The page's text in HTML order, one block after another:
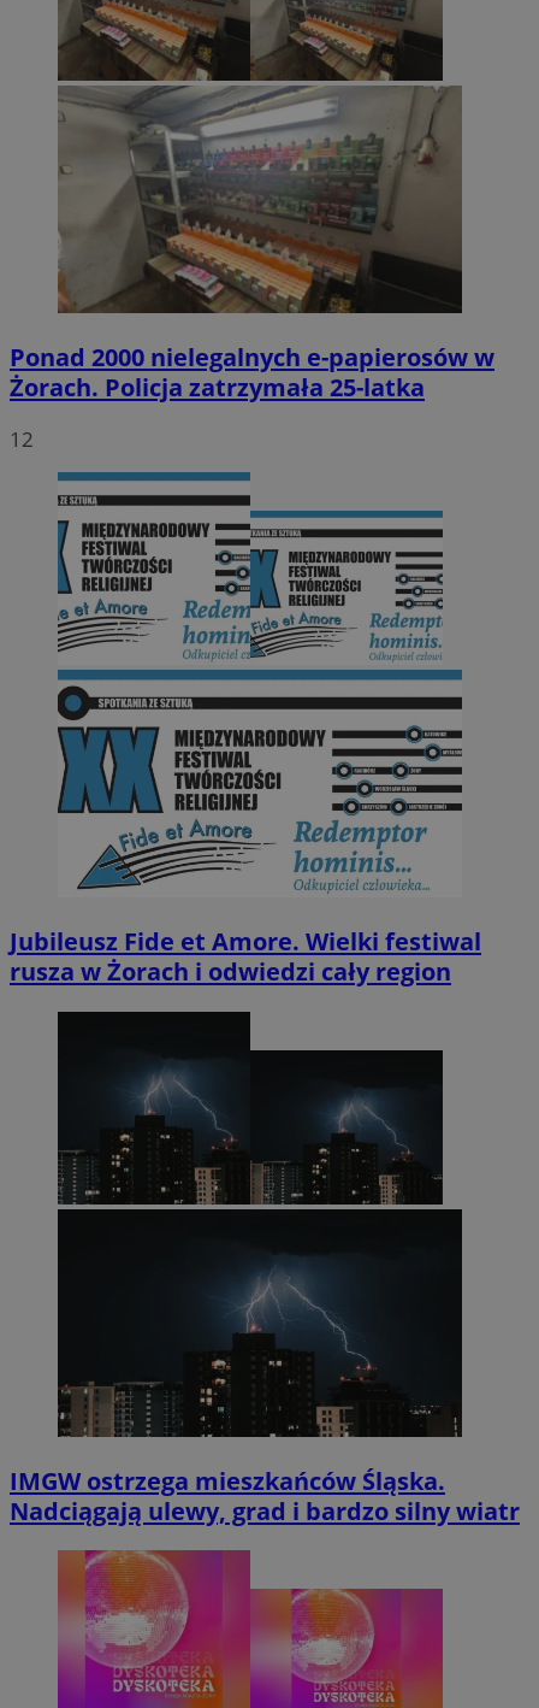
Ponad 2000 nielegalnych e-papierosów w
Żorach. Policja zatrzymała 25-latka
12
Jubileusz Fide et Amore. Wielki festiwal
rusza w Żorach i odwiedzi cały region
IMGW ostrzega mieszkańców Śląska.
Nadciągają ulewy, grad i bardzo silny wiatr